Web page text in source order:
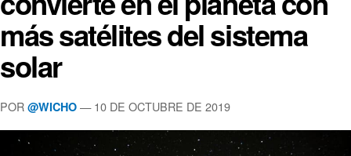
más satélites del sistema
solar
POR @WICHO — 10 DE OCTUBRE DE 2019